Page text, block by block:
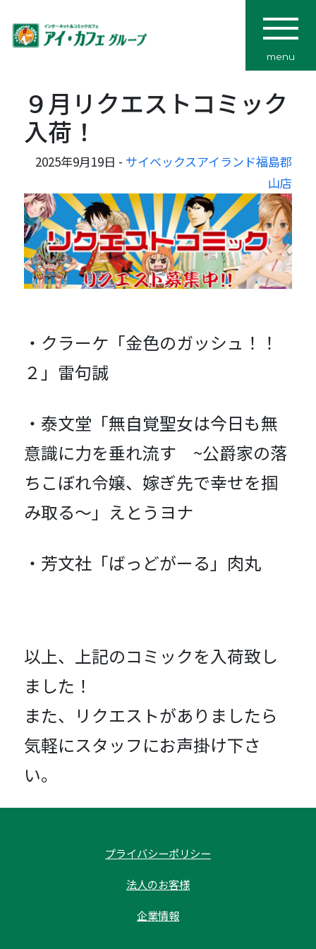
menu
９月リクエストコミック
入荷！
2025年9月19日 - サイベックスアイランド福島郡
山店
・クラーケ「金色のガッシュ！！
２」雷句誠
・泰文堂「無自覚聖女は今日も無
意識に力を垂れ流す ~公爵家の落
ちこぼれ令嬢、嫁ぎ先で幸せを掴
み取る～」えとうヨナ
・芳文社「ばっどがーる」肉丸
以上、上記のコミックを入荷致し
ました！
また、リクエストがありましたら
気軽にスタッフにお声掛け下さ
い。
プライバシーポリシー
法人のお客様
企業情報